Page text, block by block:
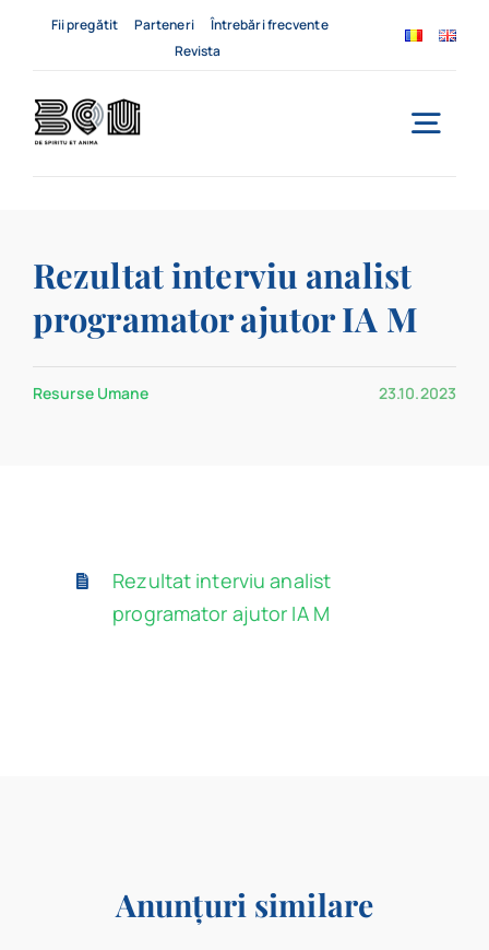
Fii pregătit Parteneri
Întrebări frecvente
Revista
Servicii
Evenimente
Biblioteca digitală
Rezultat interviu analist
programator ajutor IA M
Resurse Umane 23.10.2023
Rezultat interviu analist
programator ajutor IA M
Anunțuri similare